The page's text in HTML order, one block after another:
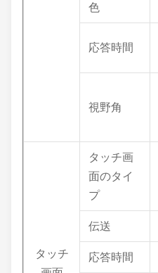
色
応答時間
視野角
タッチ
タッチ画
面のタイ
プ
伝送
応答時間